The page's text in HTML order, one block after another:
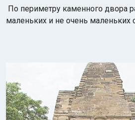
По периметру каменного двора
маленьких и не очень маленьких